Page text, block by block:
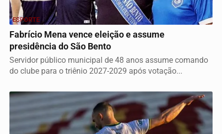
ESPORTE
Fabrício Mena vence eleição e assume
presidência do São Bento
Servidor público municipal de 48 anos assume comando
do clube para o triênio 2027-2029 após votação...